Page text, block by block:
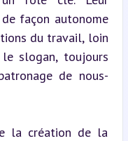
façon autonome
du travail, loin
le slogan, toujours
de nous-
la création de la